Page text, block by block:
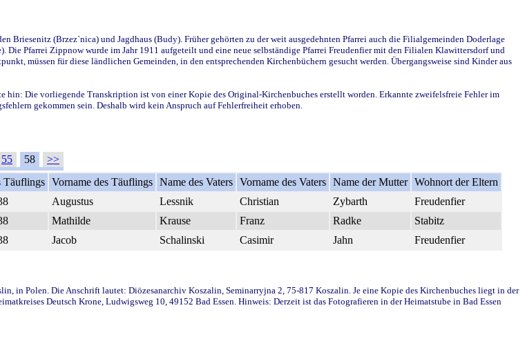
(Brzez`nica) und Jagdhaus (Budy). Früher gehörten zu der weit ausgedehnten Pfarrei auch die Filialgemeinden Doderlage
Pfarrei Zippnow wurde im Jahr 1911 aufgeteilt und eine neue selbständige Pfarrei Freudenfier mit den Filialen Klawittersdorf und
müssen für diese ländlichen Gemeinden, in den entsprechenden Kirchenbüchern gesucht werden. Übergangsweise sind Kinder aus
hin: Die vorliegende Transkription ist von einer Kopie des Original-Kirchenbuches erstellt worden. Erkannte zweifelsfreie Fehler im
gekommen sein. Deshalb wird kein Anspruch auf Fehlerfreiheit erhoben.
55 58
>>
Täuflings Vorname des Täuflings Name des Vaters Vorname des Vaters Name der Mutter Wohnort der Eltern
Augustus Lessnik Christian Zybarth
Freudenfier
Mathilde Krause Franz Radke
Stabitz
Jacob Schalinski Casimir Jahn Freudenfier
in Polen. Die Anschrift lautet: Diözesanarchiv Koszalin, Seminarryjna 2, 75-817 Koszalin. Je eine Kopie des Kirchenbuches liegt in der
Deutsch Krone, Ludwigsweg 10, 49152 Bad Essen. Hinweis: Derzeit ist das Fotografieren in der Heimatstube in Bad Essen